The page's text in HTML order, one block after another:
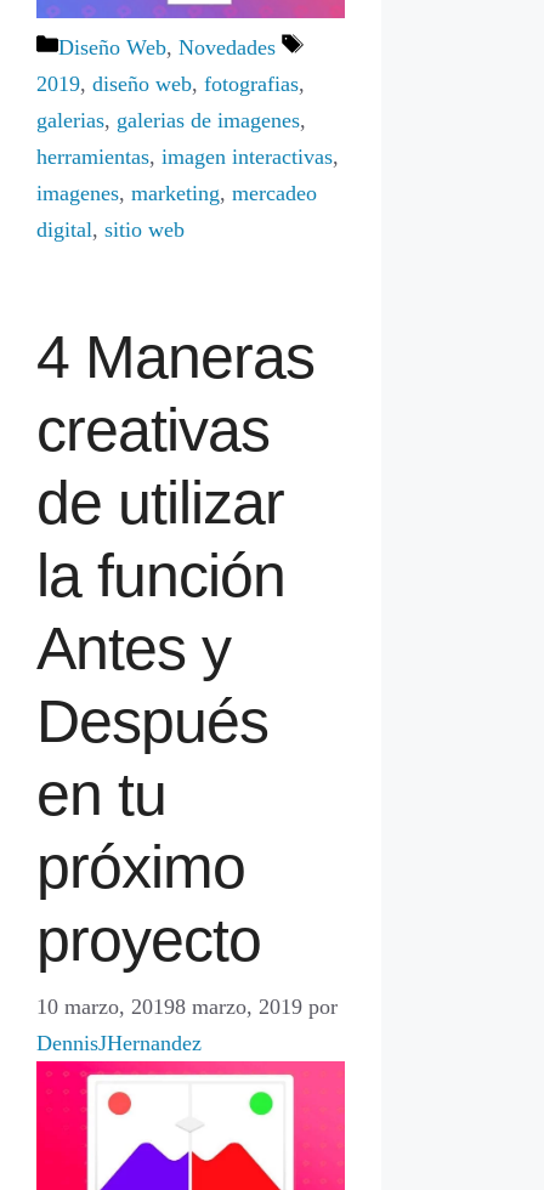
Categorías
Diseño Web, Novedades
Etiquetas
2019, diseño web, fotografias,
galerias, galerias de imagenes,
herramientas, imagen interactivas,
imagenes, marketing, mercadeo
digital, sitio web
4 Maneras
creativas
de utilizar
la función
Antes y
Después
en tu
próximo
proyecto
10 marzo, 20198 marzo, 2019 por
DennisJHernandez